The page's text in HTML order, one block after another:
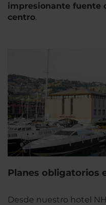
impresionante fuente
centro.
Planes obligatorios
Desde nuestro hotel